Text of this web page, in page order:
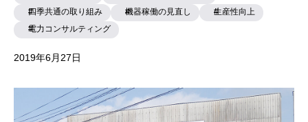
四季共通の取り組み
機器稼働の見直し
生産性向上
電力コンサルティング
2019年6月27日